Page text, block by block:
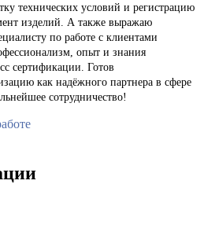
технических условий и регистрацию
изделий. А также выражаю
по работе с клиентами
опыт и знания
сертификации. Готов
как надёжного партнера в сфере
сотрудничество!